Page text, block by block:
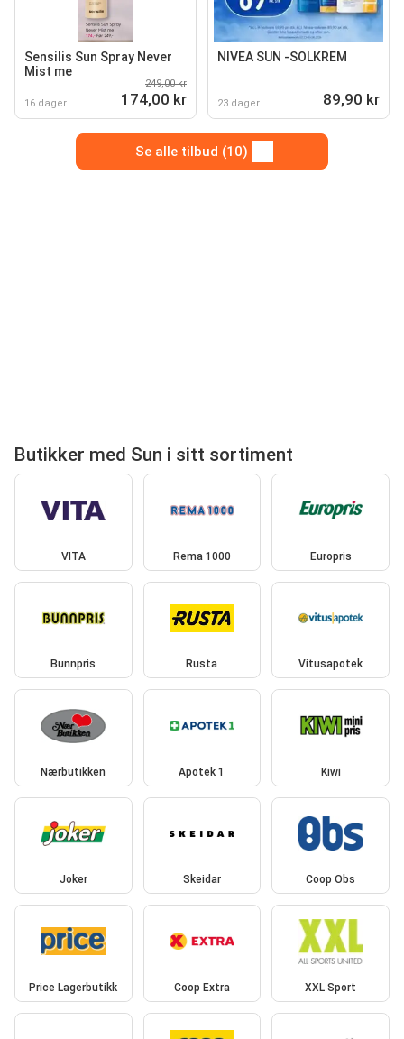
Sensilis Sun Spray Never
Mist me
16 dager
249,00 kr
174,00 kr
NIVEA SUN -SOLKREM
23 dager 89,90 kr
Se alle tilbud (10)
Butikker med Sun i sitt sortiment
VITA Rema 1000 Europris
Bunnpris Rusta Vitusapotek
Nærbutikken Apotek 1 Kiwi
Joker Skeidar Coop Obs
Price Lagerbutikk Coop Extra XXL Sport